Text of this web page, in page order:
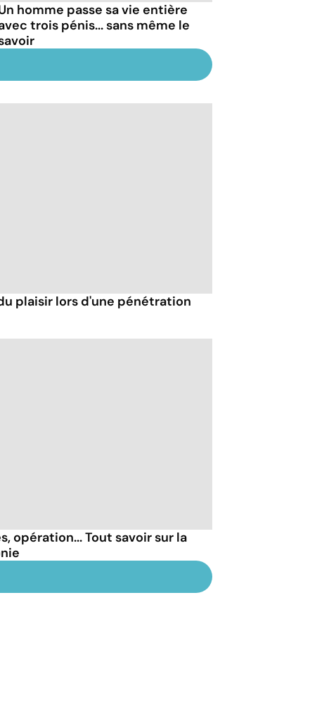
homme passe sa vie entière
trois pénis... sans même le
plaisir lors d'une pénétration
opération... Tout savoir sur la